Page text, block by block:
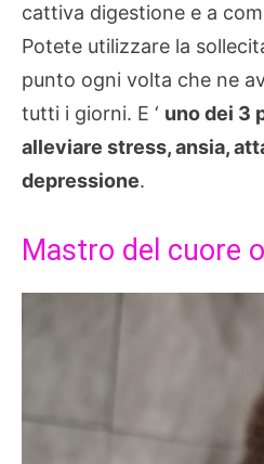
cattiva digestione e a
Potete utilizzare la
punto ogni volta che ne
tutti i giorni. E ‘ uno dei 3
alleviare stress, ansia,
depressione.
Mastro del cuore